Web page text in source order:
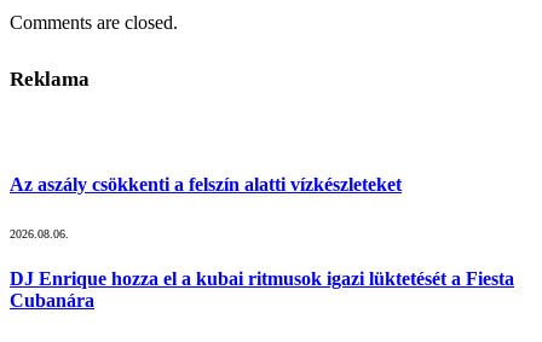
Comments are closed.
Reklama
Az aszály csökkenti a felszín alatti vízkészleteket
2026.08.06.
DJ Enrique hozza el a kubai ritmusok igazi lüktetését a Fiesta
Cubanára